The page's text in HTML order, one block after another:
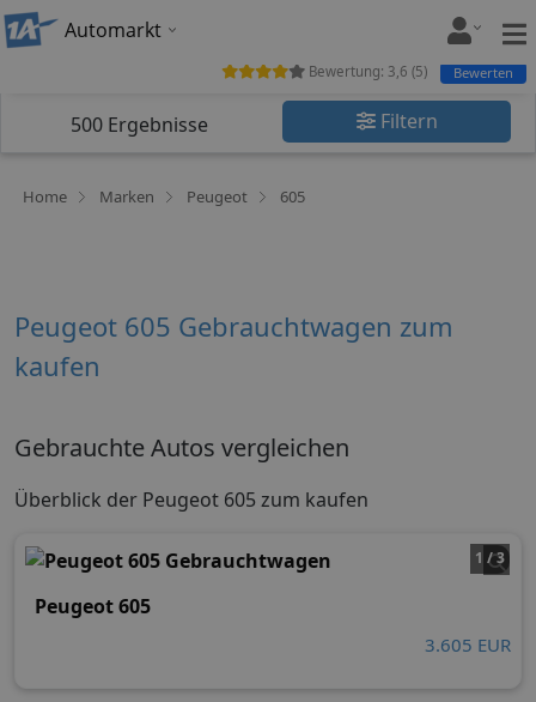
Automarkt
500 Ergebnisse Filtern
Home Marken Peugeot 605
Bewertung: 3,6 (5) Bewerten
Peugeot 605 Gebrauchtwagen zum
kaufen
Gebrauchte Autos vergleichen
Überblick der Peugeot 605 zum kaufen
1 / 3
Peugeot 605
3.605 EUR